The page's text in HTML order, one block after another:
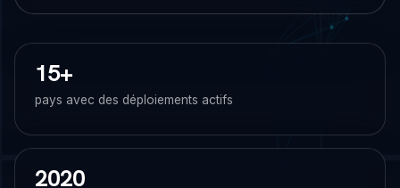
15+
pays avec des déploiements actifs
2020